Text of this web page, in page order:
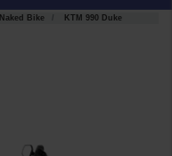
Naked Bike KTM 990 Duke